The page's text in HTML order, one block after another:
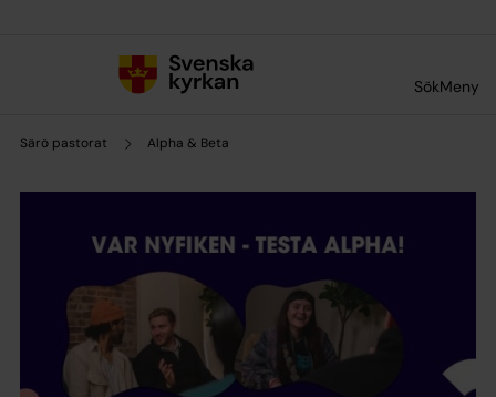
SökMeny
Särö pastorat Alpha & Beta